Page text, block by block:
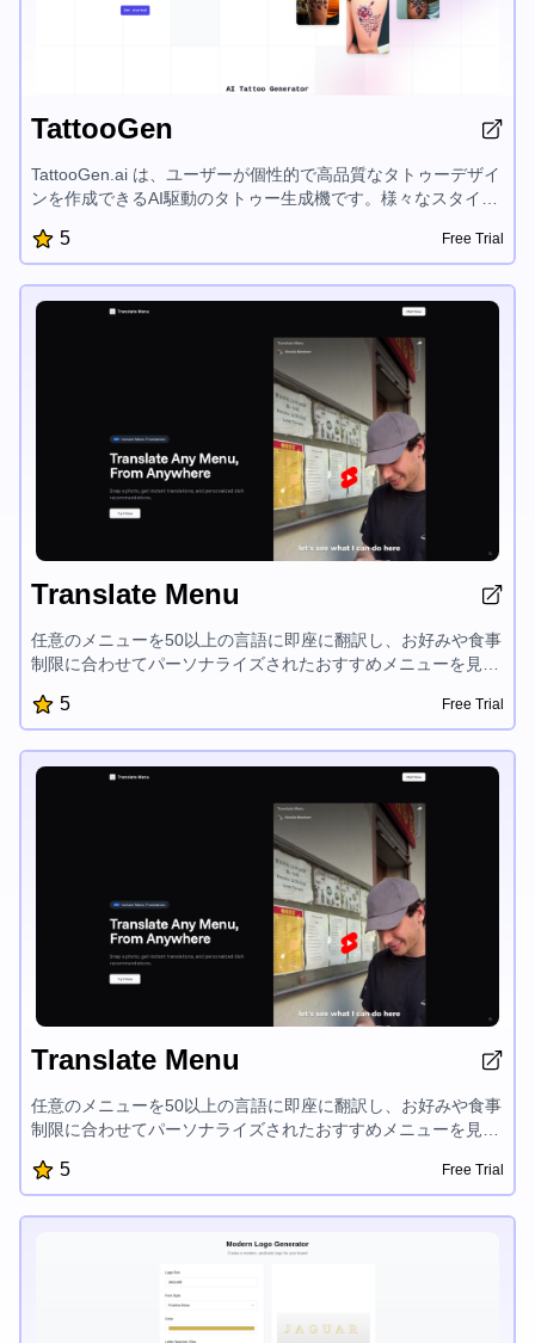
TattooGen
TattooGen.ai は、ユーザーが個性的で高品質なタトゥーデザイ
ンを作成できるAI駆動のタトゥー生成機です。様々なスタイ
り、AI生成のタトゥーは本当に独特で、視認性とインパクトを
最適化しています。ユーザーは自分のアイデアを入力すると、
システムが多数の独自のデザイン提案を提供し、好みに応じて
洗練されます。
5 Free Trial
Translate Menu
任意のメニューを50以上の言語に即座に翻訳し、お好みや食事
制限に合わせてパーソナライズされたおすすめメニューを見つ
食通や旅行好きにとってのお役立ちツールです。
5 Free Trial
Translate Menu
任意のメニューを50以上の言語に即座に翻訳し、お好みや食事
制限に合わせてパーソナライズされたおすすめメニューを見つ
食通や旅行好きにとってのお役立ちツールです。
5 Free Trial